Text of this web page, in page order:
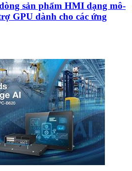
sản phẩm HMI dạng mô-
GPU dành cho các ứng